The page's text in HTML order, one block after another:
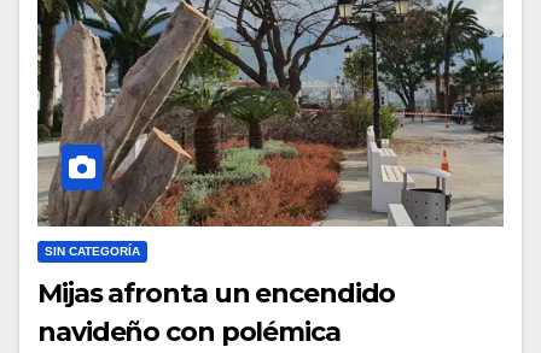
SIN CATEGORÍA
Mijas afronta un encendido
navideño con polémica